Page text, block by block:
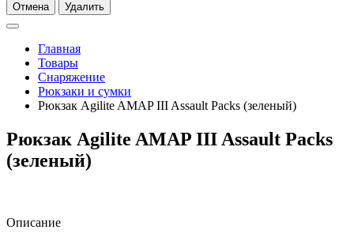
Отмена Удалить
Главная
Товары
Снаряжение
Рюкзаки и сумки
Рюкзак Agilite AMAP III Assault Packs (зеленый)
Рюкзак Agilite AMAP III Assault Packs
(зеленый)
Описание